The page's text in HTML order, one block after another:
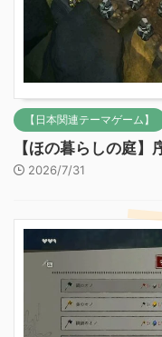
【日本関連テーマゲーム】
【ほの暮らしの庭
2026/7/31